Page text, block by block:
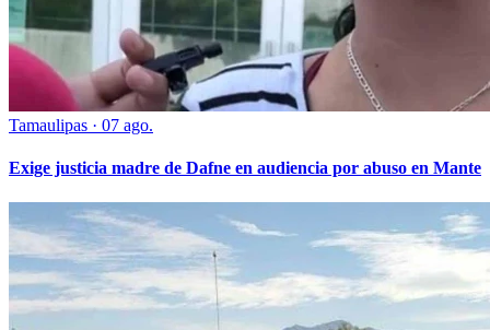
Tamaulipas · 07 ago.
Exige justicia madre de Dafne en audiencia por abuso en Mante